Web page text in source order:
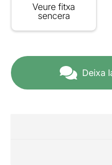
Veure fitxa
sencera
Deixa